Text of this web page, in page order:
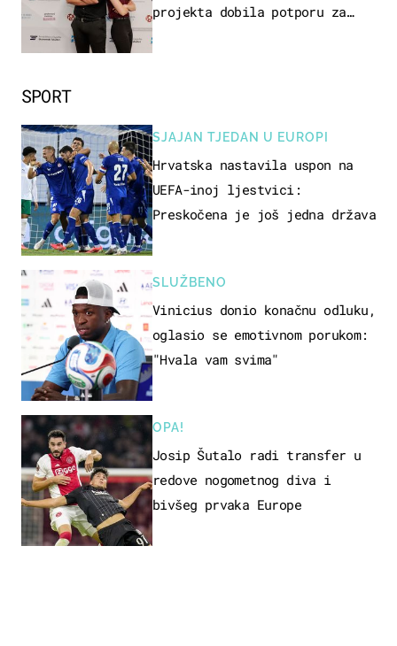
SPORT
SJAJAN TJEDAN U EUROPI
Hrvatska nastavila uspon na
UEFA-inoj ljestvici:
Preskočena je još jedna država
SLUŽBENO
Vinicius donio konačnu odluku,
oglasio se emotivnom porukom:
"Hvala vam svima"
OPA!
Josip Šutalo radi transfer u
redove nogometnog diva i
bivšeg prvaka Europe
projekta dobila potporu za